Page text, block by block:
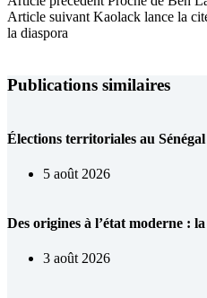
Article suivant Kaolack lance la
la diaspora
Publications similaires
Élections territoriales au
5 août 2026
Des origines à l’état moderne :
3 août 2026